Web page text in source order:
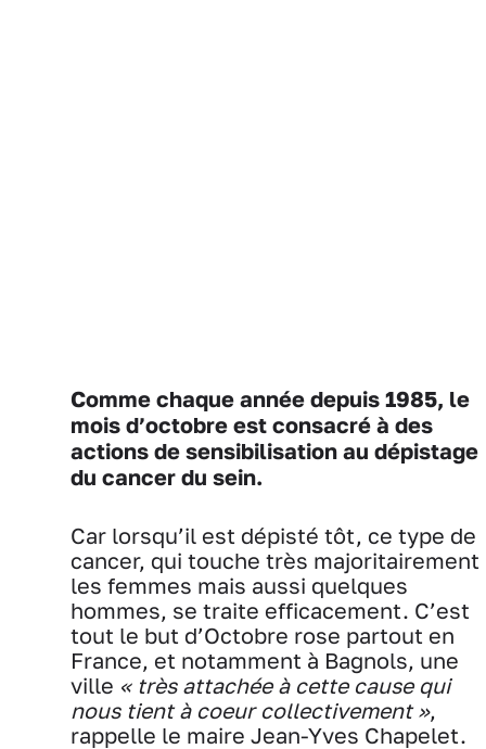
Comme chaque année depuis 1985, le
mois d’octobre est consacré à des
actions de sensibilisation au dépistage
du cancer du sein.
Car lorsqu’il est dépisté tôt, ce type de
cancer, qui touche très majoritairement
les femmes mais aussi quelques
hommes, se traite efficacement. C’est
tout le but d’Octobre rose partout en
France, et notamment à Bagnols, une
ville « très attachée à cette cause qui
nous tient à coeur collectivement »,
rappelle le maire Jean-Yves Chapelet.